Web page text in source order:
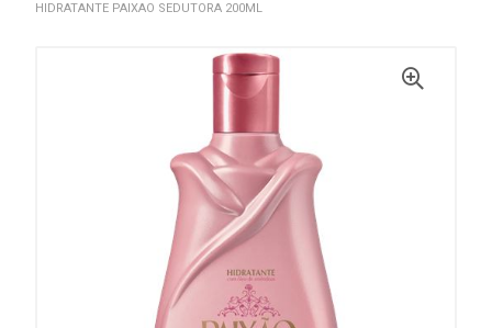
HIDRATANTE PAIXAO SEDUTORA 200ML